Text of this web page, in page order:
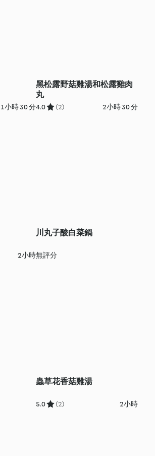
1小時 30 分
黑松露野菇雞湯和松露雞肉
丸
4.0 (2) 2小時 30 分
2小時
川丸子酸白菜鍋
無評分
蟲草花香菇雞湯
5.0 (2) 2小時